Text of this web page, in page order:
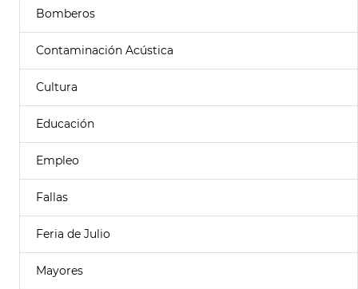
Bomberos
Contaminación Acústica
Cultura
Educación
Empleo
Fallas
Feria de Julio
Mayores